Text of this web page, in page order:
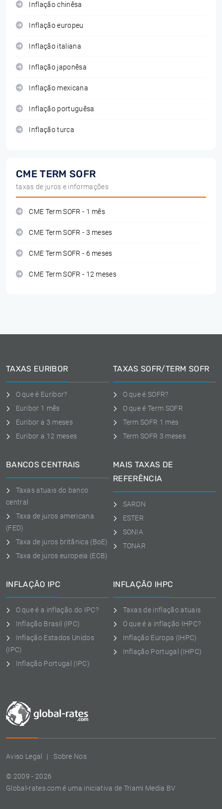
Inflação chinêsa
Inflação europeu
Inflação italiana
Inflação japonêsa
Inflação mexicana
Inflação portuguêsa
Inflação turca
CME TERM SOFR
taxas de juros e informações
CME Term SOFR - 1 mês
CME Term SOFR - 3 meses
CME Term SOFR - 6 meses
CME Term SOFR - 12 meses
Aviso Legal Sobre Nos
© 2009 - 2026
Global-rates.com é uma iniciativa de Triami Media BV
TAXAS EURIBOR
O que é Euribor?
Euribor 1 mês
Euribor a 3 meses
Euribor a 12 meses
TAXAS SOFR/TERM SOFR
O que é SOFR?
O que é Term SOFR
Term SOFR 1 mes
Term SOFR 3 meses
BANCOS CENTRAIS
Taxas atuais do banco
central
Taxa de juros americana
(FED)
Taxa de juros britânica (BoE)
Taxa de juros europeia (ECB)
MAIS TAXAS DE
REFERÊNCIA
SARON
ESTER
SONIA
TONAR
INFLAÇÃO IPC
O que é a inflação do IPC?
Inflação Brasil (IPC)
Inflação Estados Unidos
(IPC)
Inflação Portugal (IPC)
INFLAÇÃO IHPC
Taxas de inflação atuais
O que é a inflação IHPC?
Inflação Europa (IHPC)
Inflação Portugal (IHPC)